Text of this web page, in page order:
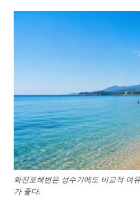
화진포해변은 성수기에도 비교적 여
가 좋다.